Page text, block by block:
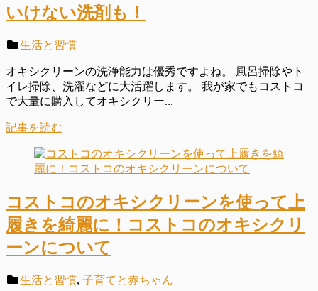
いけない洗剤も！
生活と習慣
オキシクリーンの洗浄能力は優秀ですよね。 風呂掃除やト
イレ掃除、洗濯などに大活躍します。 我が家でもコストコ
で大量に購入してオキシクリー...
記事を読む
コストコのオキシクリーンを使って上
履きを綺麗に！コストコのオキシクリ
ーンについて
生活と習慣, 子育てと赤ちゃん